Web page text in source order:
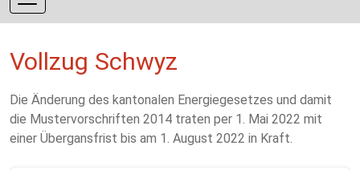
Vollzug Schwyz
Die Änderung des kantonalen Energiegesetzes und damit
die Mustervorschriften 2014 traten per 1. Mai 2022 mit
einer Übergansfrist bis am 1. August 2022 in Kraft.